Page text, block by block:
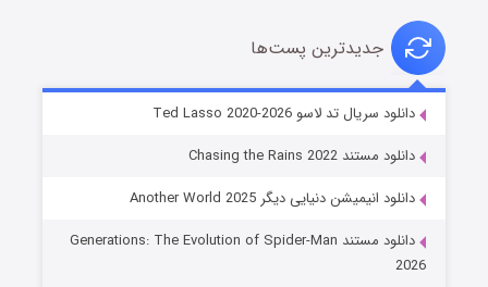
خاندان اژدها فصل ۳
جدیدترین پست‌ها
دانلود سریال تد لاسو Ted Lasso 2020-2026
دانلود مستند Chasing the Rains 2022
دانلود انیمیشن دنیایی دیگر Another World 2025
دانلود مستند Generations: The Evolution of Spider-Man
2026